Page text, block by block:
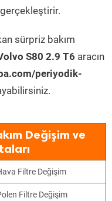
sürpriz bakım
S80 2.9 T6 aracın
periyodik-
Değişim ve
Filtre Değişim
Filtre Değişim